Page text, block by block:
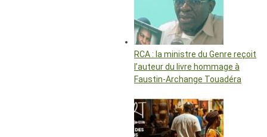
RCA : la ministre du Genre reçoit
l’auteur du livre hommage à
Faustin-Archange Touadéra